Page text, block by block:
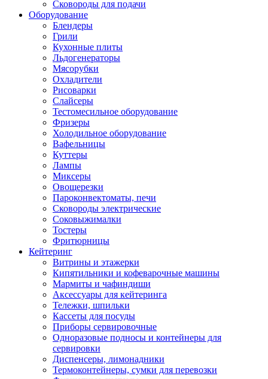
Сковороды для подачи
Оборудование
Блендеры
Грили
Кухонные плиты
Льдогенераторы
Мясорубки
Охладители
Рисоварки
Слайсеры
Тестомесильное оборудование
Фризеры
Холодильное оборудование
Вафельницы
Куттеры
Лампы
Миксеры
Овощерезки
Пароконвектоматы, печи
Сковороды электрические
Соковыжималки
Тостеры
Фритюрницы
Кейтеринг
Витрины и этажерки
Кипятильники и кофеварочные машины
Мармиты и чафиндиши
Аксессуары для кейтеринга
Тележки, шпильки
Кассеты для посуды
Приборы сервировочные
Одноразовые подносы и контейнеры для
сервировки
Диспенсеры, лимонадники
Термоконтейнеры, сумки для перевозки